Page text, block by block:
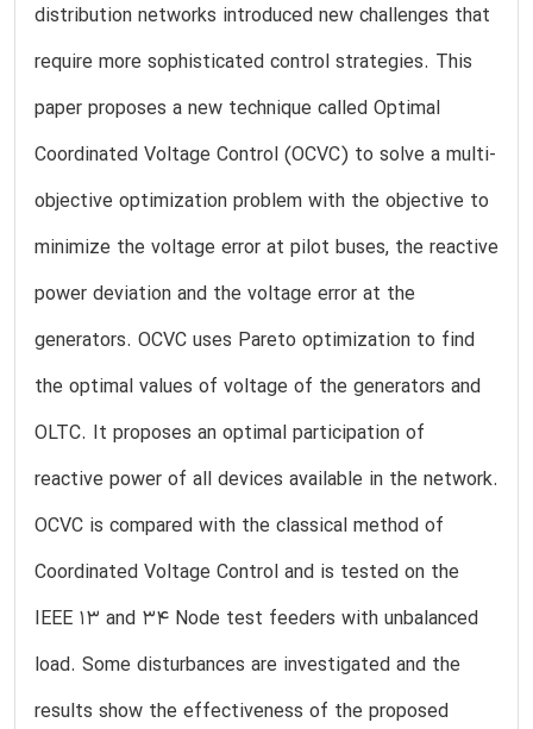
distribution networks introduced new challenges that
require more sophisticated control strategies. This
paper proposes a new technique called Optimal
Coordinated Voltage Control (OCVC) to solve a multi-
objective optimization problem with the objective to
minimize the voltage error at pilot buses, the reactive
power deviation and the voltage error at the
generators. OCVC uses Pareto optimization to find
the optimal values of voltage of the generators and
OLTC. It proposes an optimal participation of
reactive power of all devices available in the network.
OCVC is compared with the classical method of
Coordinated Voltage Control and is tested on the
IEEE 13 and 34 Node test feeders with unbalanced
load. Some disturbances are investigated and the
results show the effectiveness of the proposed